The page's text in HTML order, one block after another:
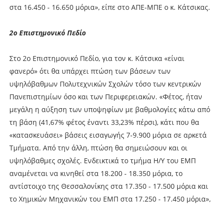
στα 16.450 - 16.650 μόρια», είπε στο ΑΠΕ-ΜΠΕ ο κ. Κάτσικας.
2ο Επιστημονικό Πεδίο
Στο 2ο Επιστημονικό Πεδίο, για τον κ. Κάτσικα «είναι
φανερό» ότι θα υπάρχει πτώση των βάσεων των
υψηλόβαθμων Πολυτεχνικών Σχολών τόσο των κεντρικών
Πανεπιστημίων όσο και των Περιφερειακών. «Φέτος, ήταν
μεγάλη η αύξηση των υποψηφίων με βαθμολογίες κάτω από
τη βάση (41,67% φέτος έναντι 33,23% πέρσι), κάτι που θα
«κατασκευάσει» βάσεις εισαγωγής 7-9.900 μόρια σε αρκετά
Τμήματα. Από την άλλη, πτώση θα σημειώσουν και οι
υψηλόβαθμες σχολές. Ενδεικτικά το τμήμα Η/Υ του ΕΜΠ
αναμένεται να κινηθεί στα 18.200 - 18.350 μόρια, το
αντίστοιχο της Θεσσαλονίκης στα 17.350 - 17.500 μόρια και
το Χημικών Μηχανικών του ΕΜΠ στα 17.250 - 17.450 μόρια»,